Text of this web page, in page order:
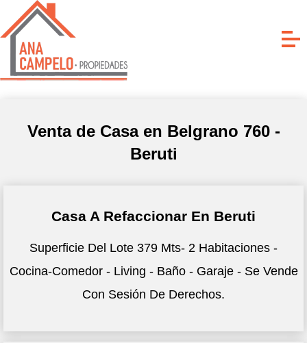
Venta de Casa en Belgrano 760 -
Beruti
Casa A Refaccionar En Beruti
Superficie Del Lote 379 Mts- 2 Habitaciones -
Cocina-Comedor - Living - Baño - Garaje - Se Vende
Con Sesión De Derechos.